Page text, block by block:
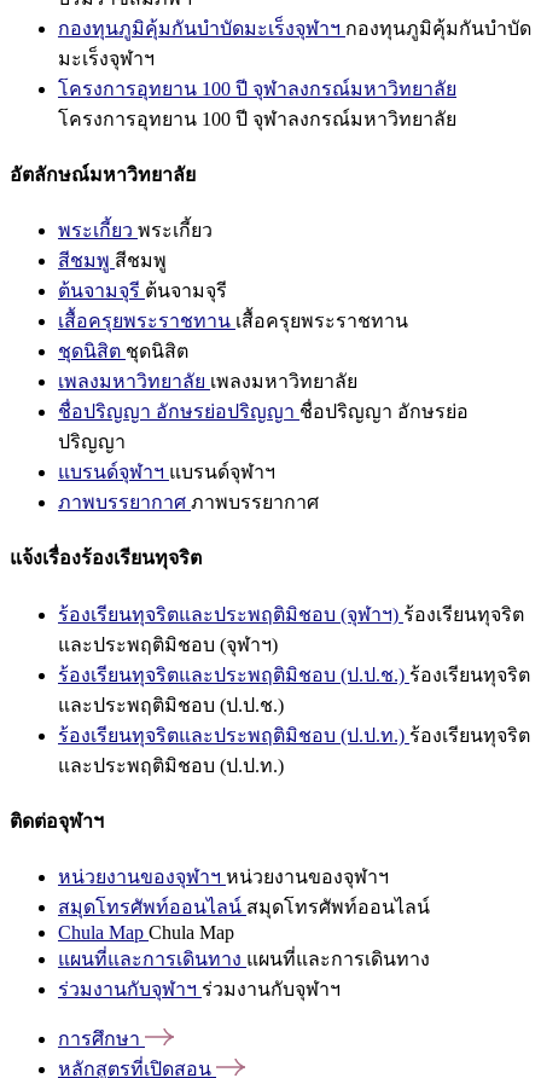
กองทุนภูมิคุ้มกันบำบัดมะเร็งจุฬาฯ กองทุนภูมิคุ้มกันบำบัด
มะเร็งจุฬาฯ
โครงการอุทยาน 100 ปี จุฬาลงกรณ์มหาวิทยาลัย
โครงการอุทยาน 100 ปี จุฬาลงกรณ์มหาวิทยาลัย
อัตลักษณ์มหาวิทยาลัย
พระเกี้ยว พระเกี้ยว
สีชมพู สีชมพู
ต้นจามจุรี ต้นจามจุรี
เสื้อครุยพระราชทาน เสื้อครุยพระราชทาน
ชุดนิสิต ชุดนิสิต
เพลงมหาวิทยาลัย เพลงมหาวิทยาลัย
ชื่อปริญญา อักษรย่อปริญญา ชื่อปริญญา อักษรย่อ
ปริญญา
แบรนด์จุฬาฯ แบรนด์จุฬาฯ
ภาพบรรยากาศ ภาพบรรยากาศ
แจ้งเรื่องร้องเรียนทุจริต
ร้องเรียนทุจริตและประพฤติมิชอบ (จุฬาฯ) ร้องเรียนทุจริต
และประพฤติมิชอบ (จุฬาฯ)
ร้องเรียนทุจริตและประพฤติมิชอบ (ป.ป.ช.) ร้องเรียนทุจริต
และประพฤติมิชอบ (ป.ป.ช.)
ร้องเรียนทุจริตและประพฤติมิชอบ (ป.ป.ท.) ร้องเรียนทุจริต
และประพฤติมิชอบ (ป.ป.ท.)
ติดต่อจุฬาฯ
หน่วยงานของจุฬาฯ หน่วยงานของจุฬาฯ
สมุดโทรศัพท์ออนไลน์ สมุดโทรศัพท์ออนไลน์
Chula Map Chula Map
แผนที่และการเดินทาง แผนที่และการเดินทาง
ร่วมงานกับจุฬาฯ ร่วมงานกับจุฬาฯ
การศึกษา
หลักสูตรที่เปิดสอน